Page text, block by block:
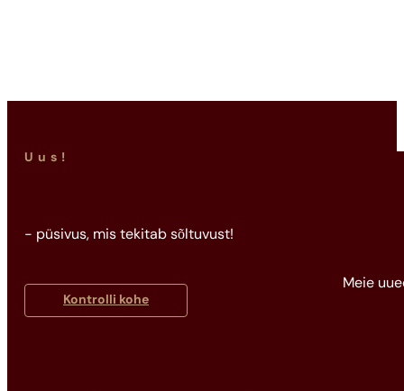
Uus!
- püsivus, mis tekitab sõltuvust!
Meie
Kontrolli kohe